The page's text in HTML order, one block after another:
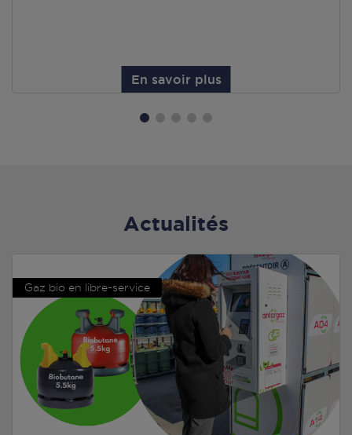
En savoir plus
Actualités
Gaz bio en libre-service